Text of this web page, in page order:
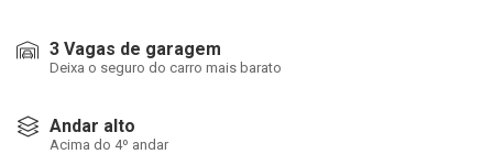
3 Vagas de garagem
Deixa o seguro do carro mais barato
Andar alto
Acima do 4º andar